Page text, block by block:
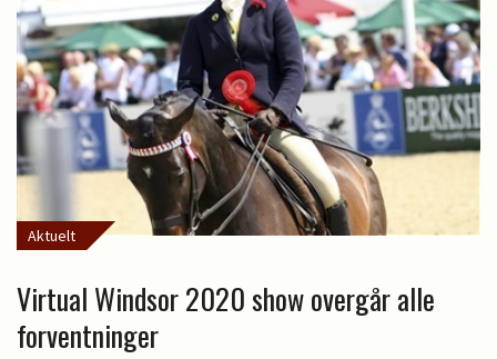
Aktuelt
Virtual Windsor 2020 show overgår alle
forventninger